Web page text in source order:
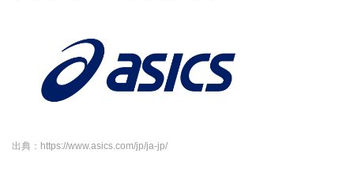
出典：https://www.asics.com/jp/ja-jp/